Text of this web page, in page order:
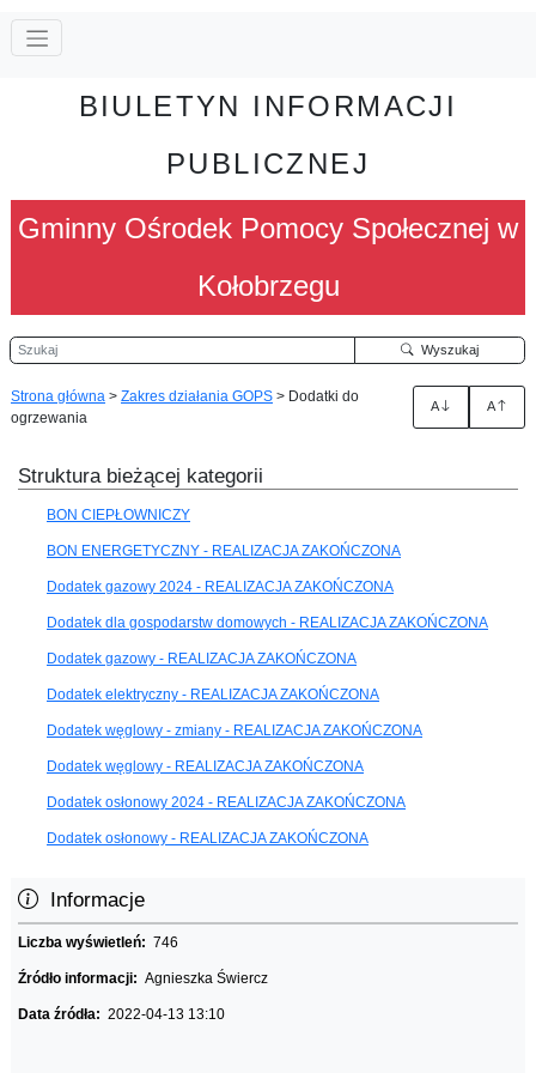
BIULETYN INFORMACJI
PUBLICZNEJ
Gminny Ośrodek Pomocy Społecznej w
Kołobrzegu
Szukaj Wyszukaj
Strona główna > Zakres działania GOPS > Dodatki do
ogrzewania
A A
Struktura bieżącej kategorii
BON CIEPŁOWNICZY
BON ENERGETYCZNY - REALIZACJA ZAKOŃCZONA
Dodatek gazowy 2024 - REALIZACJA ZAKOŃCZONA
Dodatek dla gospodarstw domowych - REALIZACJA ZAKOŃCZONA
Dodatek gazowy - REALIZACJA ZAKOŃCZONA
Dodatek elektryczny - REALIZACJA ZAKOŃCZONA
Dodatek węglowy - zmiany - REALIZACJA ZAKOŃCZONA
Dodatek węglowy - REALIZACJA ZAKOŃCZONA
Dodatek osłonowy 2024 - REALIZACJA ZAKOŃCZONA
Dodatek osłonowy - REALIZACJA ZAKOŃCZONA
Informacje
Liczba wyświetleń: 746
Źródło informacji: Agnieszka Świercz
Data źródła: 2022-04-13 13:10